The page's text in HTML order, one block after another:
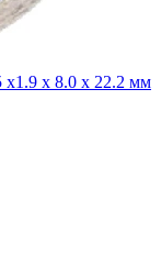
x1.9 x 8.0 x 22.2 мм